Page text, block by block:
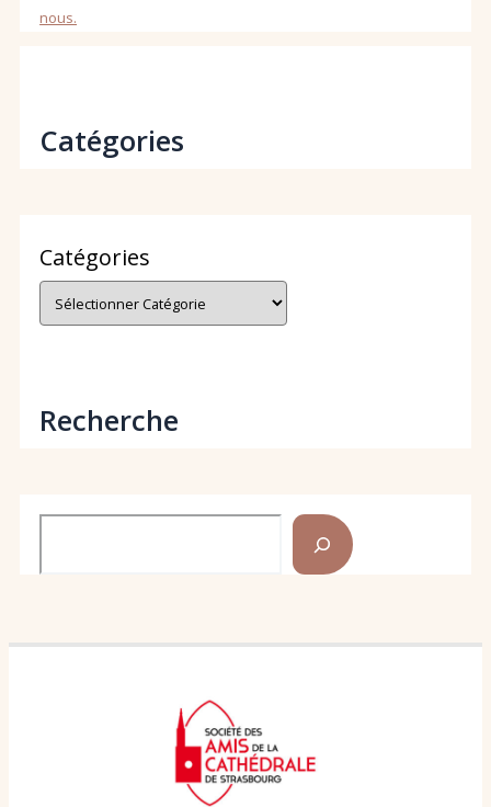
nous.
Catégories
Catégories
Recherche